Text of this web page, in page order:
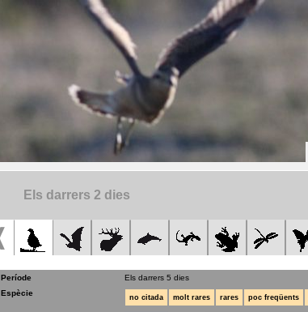
Els darrers 2 dies
Període
Els darrers 5 dies
Espècie
no citada molt rares rares poc freqüents